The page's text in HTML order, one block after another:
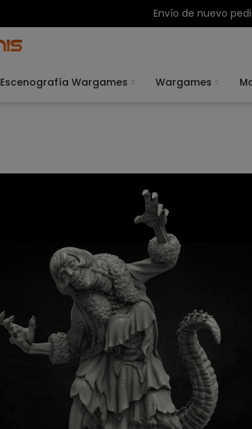
Envío de nuevo
Escenografía Wargames Wargames